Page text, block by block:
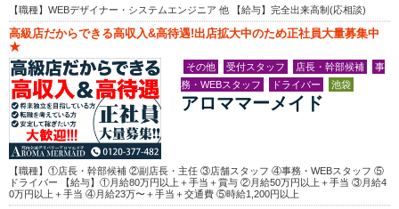
【職種】WEBデザイナー・システムエンジニア 他 【給与】完全出来高制(応相談)
高級店だからできる高収入&高待遇!出店拡大中のため正社員大量募集中
★
その他 受付スタッフ 店長・幹部候補
事
務・WEBスタッフ
ドライバー 池袋
アロママーメイド
【職種】①店長・幹部候補 ②副店長・主任 ③店舗スタッフ ④事務・WEBスタッフ ⑤
ドライバー 【給与】①月給80万円以上＋手当＋賞与 ②月給50万円以上＋手当 ③月給4
0万円以上＋手当 ④月給23万〜＋手当＋交通費 ⑤時給1,200円以上